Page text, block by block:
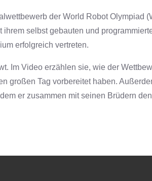
der World Robot Olympiad
selbst gebauten und
erfolgreich vertreten.
Im Video erzählen sie, wie der
großen Tag vorbereitet haben.
er zusammen mit seinen Brüdern